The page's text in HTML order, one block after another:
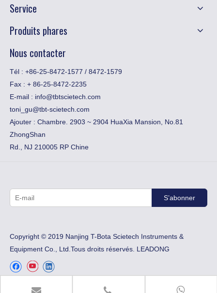
Service
Produits phares
Nous contacter
Tél : +86-25-8472-1577 / 8472-1579
Fax : ​+ 86-25-8472-2235
E-mail : info@tbtscietech.com
toni_gu@tbt-scietech.com
Ajouter : Chambre. 2903 ~ 2904 HuaXia Mansion, No.81
ZhongShan
Rd., NJ 210005 RP Chine
S’abonner
Copyright © 2019 Nanjing T-Bota Scietech Instruments &
Equipment Co., Ltd.Tous droits réservés. LEADONG